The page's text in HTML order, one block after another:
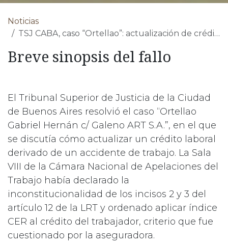
Noticias
TSJ CABA, caso “Ortellao”: actualización de crédito laboral con RIPTE y consolidación de la doctrina “Valdez”
Breve sinopsis del fallo
El Tribunal Superior de Justicia de la Ciudad
de Buenos Aires resolvió el caso “Ortellao
Gabriel Hernán c/ Galeno ART S.A.”, en el que
se discutía cómo actualizar un crédito laboral
derivado de un accidente de trabajo. La Sala
VIII de la Cámara Nacional de Apelaciones del
Trabajo había declarado la
inconstitucionalidad de los incisos 2 y 3 del
artículo 12 de la LRT y ordenado aplicar índice
CER al crédito del trabajador, criterio que fue
cuestionado por la aseguradora.